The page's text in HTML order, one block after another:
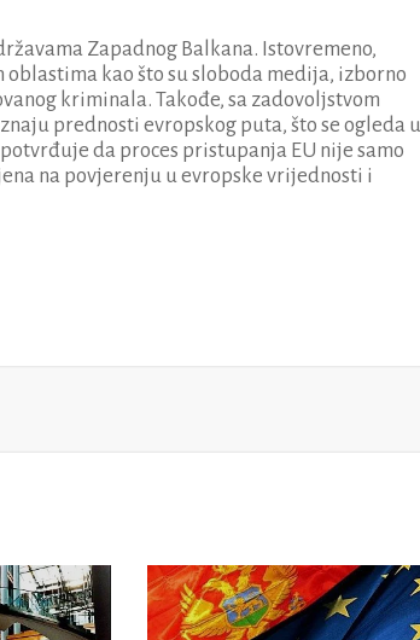
Zapadnog Balkana. Istovremeno,
kao što su sloboda medija, izborno
kriminala. Takođe, sa zadovoljstvom
prednosti evropskog puta, što se ogleda u
da proces pristupanja EU nije samo
na povjerenju u evropske vrijednosti i